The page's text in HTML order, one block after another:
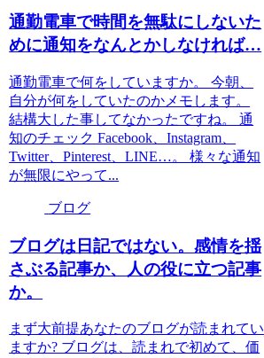
通勤電車で時間を無駄にしないた
めに通知をなんとかしなければ…
通勤電車で何をしていますか。 今朝、
自分が何をしていたのかメモします。
結構大した事してなかったですね。 通
知のチェック Facebook、Instagram、
Twitter、Pinterest、LINE…。 様々な通知
が無限にやって...
ブログ
ブログは日記ではない。感情を揺
さぶる記事か、人の役に立つ記事
か。
まず大前提あなたのブログが読まれてい
ますか? ブログは、読まれで初めて、価